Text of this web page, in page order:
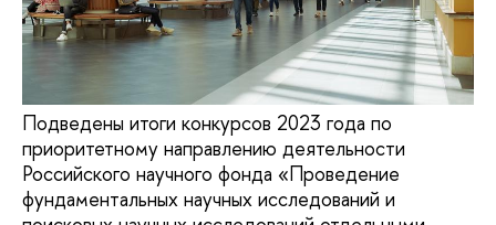
Подведены итоги конкурсов 2023 года по
приоритетному направлению деятельности
Российского научного фонда «Проведение
фундаментальных научных исследований и